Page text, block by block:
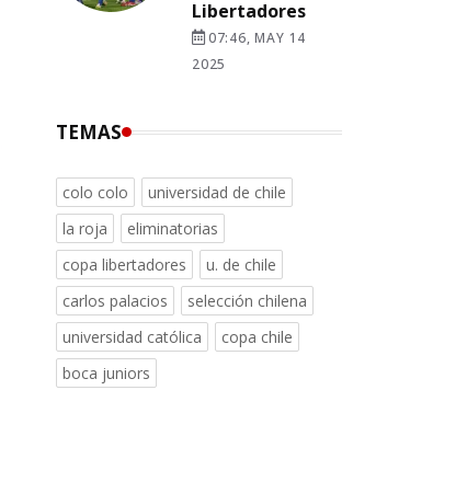
Libertadores
07:46, MAY 14
2025
TEMAS
colo colo
universidad de chile
la roja
eliminatorias
copa libertadores
u. de chile
carlos palacios
selección chilena
universidad católica
copa chile
boca juniors